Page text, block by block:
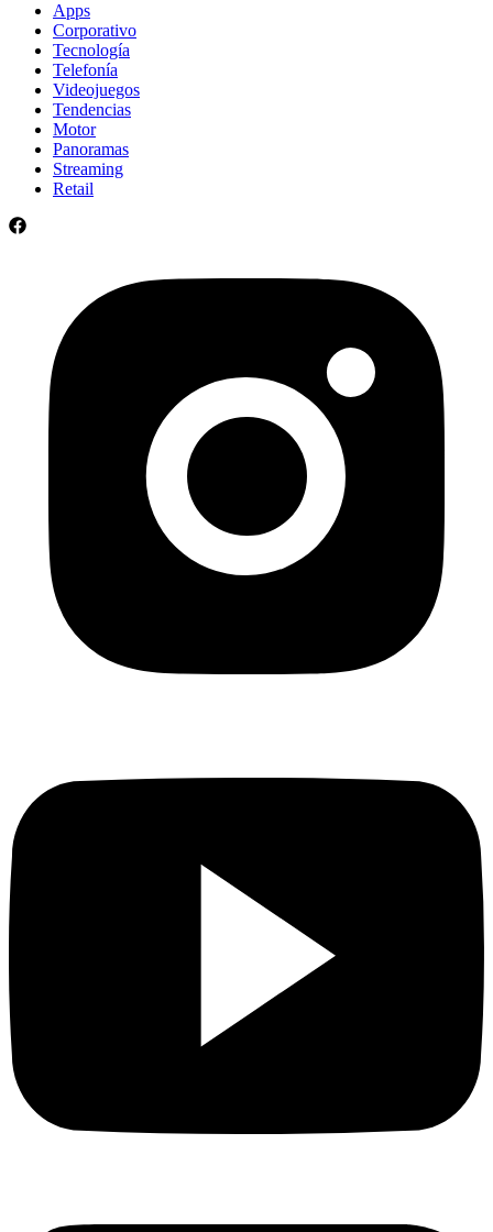
Apps
Corporativo
Tecnología
Telefonía
Videojuegos
Tendencias
Motor
Panoramas
Streaming
Retail